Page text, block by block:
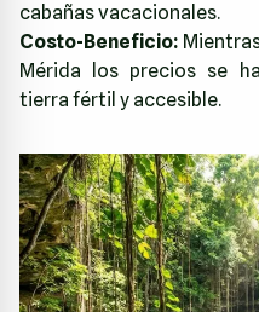
cabañas vacacionales.
Costo-Beneficio:
Mérida los precios se
tierra fértil y accesible.